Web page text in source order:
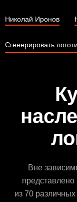
Николай Иронов
Сгенерировать
Вне
из 70